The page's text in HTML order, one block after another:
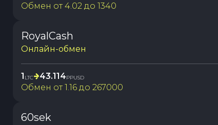
Обмен от4.02 до 1340
RoyalCash
Онлайн-обмен
1 LTC 43.114PPUSD
Обмен от1.16 до 267000
60sek